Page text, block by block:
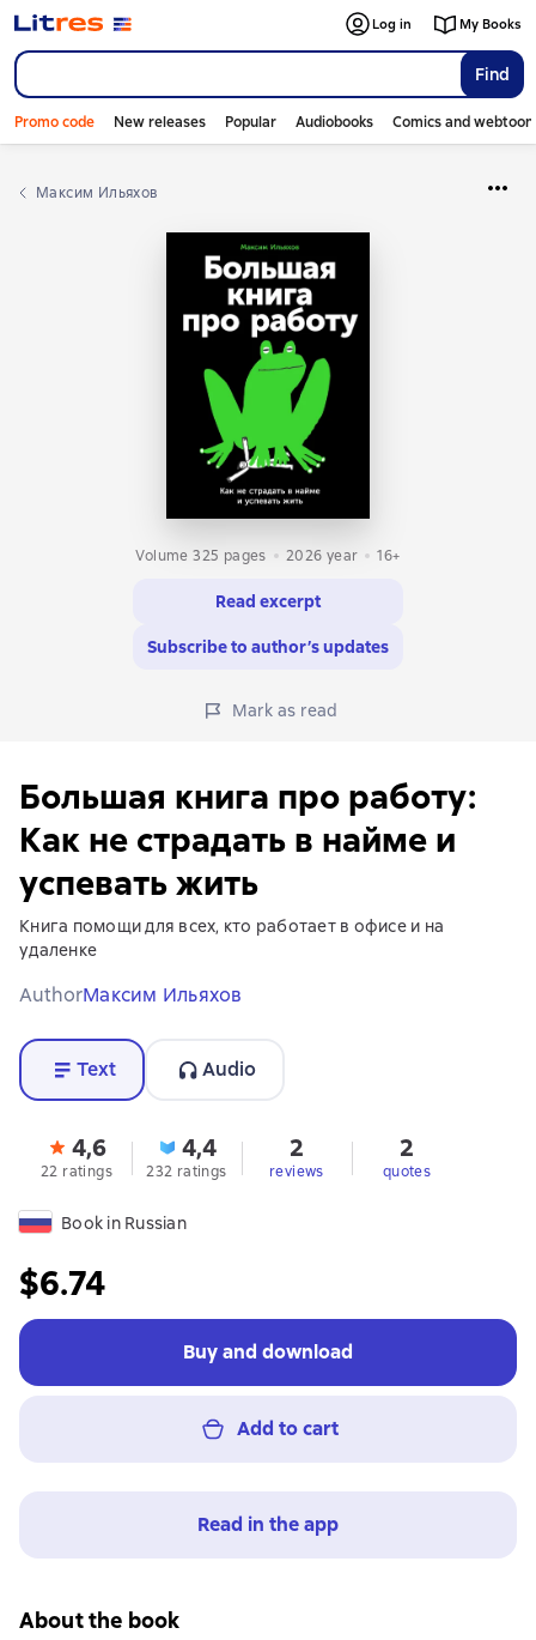
Find
Log in My Books
Promo code New releases Popular Audiobooks Comics and
Максим Ильяхов
Volume 325 pages 2026 year 16+
Read excerpt
Subscribe to author’s updates
Mark as read
Большая книга про работу:
Как не страдать в найме и
успевать жить
Книга помощи для всех, кто работает в офисе и на
удаленке
AuthorМаксим Ильяхов
Text Audio
4,6
22 ratings
4,4
232 ratings
2
reviews
2
quotes
Book in Russian
$6.74
Buy and download
Add to cart
Read in the app
About the book